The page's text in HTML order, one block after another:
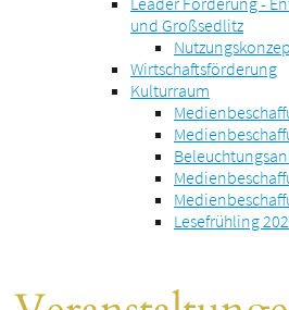
und Großsedlitz
Wirtschaftsförderung
Kulturraum
Lesefrühling